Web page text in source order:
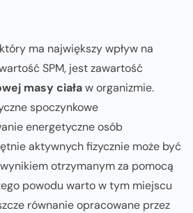
ma największy wpływ na
SPM, jest zawartość
masy ciaław organizmie.
spoczynkowe
energetyczne osób
aktywnych fizycznie może być
otrzymanym za pomocą
powodu warto w tym miejscu
równanie opracowane przez